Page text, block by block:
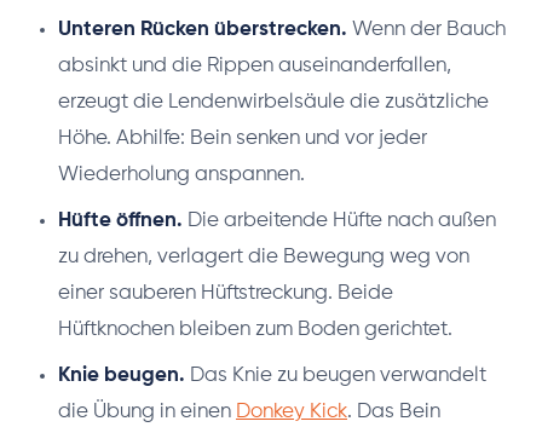
Unteren Rücken überstrecken. Wenn der Bauch
absinkt und die Rippen auseinanderfallen,
erzeugt die Lendenwirbelsäule die zusätzliche
Höhe. Abhilfe: Bein senken und vor jeder
Wiederholung anspannen.
Hüfte öffnen. Die arbeitende Hüfte nach außen
zu drehen, verlagert die Bewegung weg von
einer sauberen Hüftstreckung. Beide
Hüftknochen bleiben zum Boden gerichtet.
Knie beugen. Das Knie zu beugen verwandelt
die Übung in einen Donkey Kick. Das Bein